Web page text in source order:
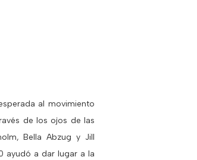
al movimiento
de los ojos de las
Bella Abzug y Jill
ayudó a dar lugar a la